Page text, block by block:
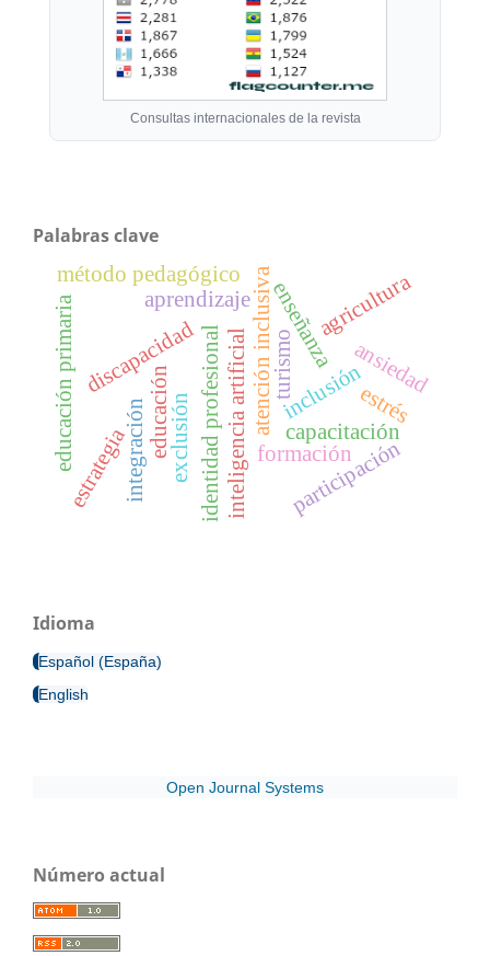
Consultas internacionales de la revista
Palabras clave
formación
atención inclusiva
identidad profesional enseñanza
aprendizaje
inclusión
exclusión
discapacidad
capacitación
inteligencia artificial estrés
ansiedad
método pedagógico agricultura
turismo
educación primaria educación
integración participación
estrategia
Idioma
Español (España)
English
Open Journal Systems
Número actual